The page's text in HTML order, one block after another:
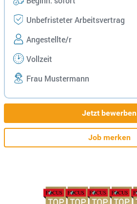
Unbefristeter Arbeitsvertrag
Angestellte/r
Vollzeit
Frau Mustermann
Jetzt bewerben
Job merken